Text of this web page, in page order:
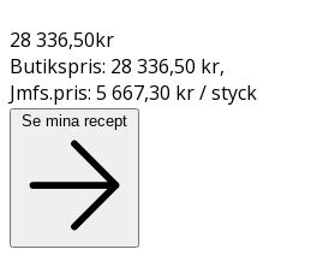
28 336,50kr
Butikspris: 28 336,50 kr,
Jmfs.pris: 5 667,30 kr / styck
Se mina recept